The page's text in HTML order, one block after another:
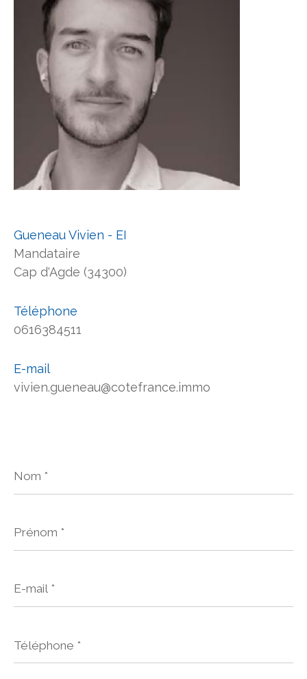
Gueneau Vivien - EI
Mandataire
Cap d'Agde (34300)
Téléphone
0616384511
E-mail
vivien.gueneau@cotefrance.immo
*
*
mail
*